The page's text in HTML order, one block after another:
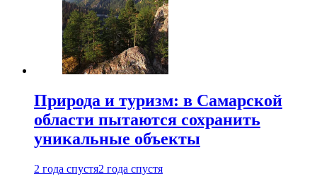
Природа и туризм: в Самарской
области пытаются сохранить
уникальные объекты
2 года спустя2 года спустя